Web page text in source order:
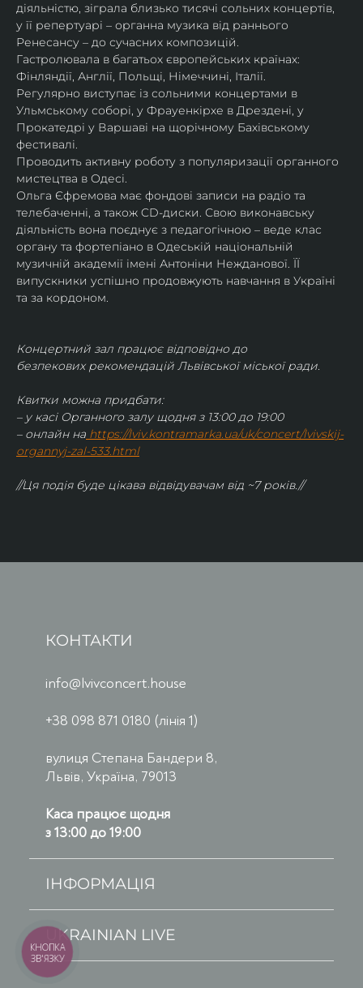
діяльністю, зіграла близько тисячі сольних концертів,
у її репертуарі – органна музика від раннього
Ренесансу – до сучасних композицій.
Гастролювала в багатьох європейських країнах:
Фінляндії, Англії, Польщі, Німеччині, Італії.
Регулярно виступає із сольними концертами в
Ульмському соборі, у Фрауенкірхе в Дрездені, у
Прокатедрі у Варшаві на щорічному Бахівському
фестивалі.
Проводить активну роботу з популяризації органного
мистецтва в Одесі.
Ольга Єфремова має фондові записи на радіо та
телебаченні, а також CD-диски. Свою виконавську
діяльність вона поєднує з педагогічною – веде клас
органу та фортепіано в Одеській національній
музичній академії імені Антоніни Нежданової. ЇЇ
випускники успішно продовжують навчання в Україні
та за кордоном.
Концертний зал працює відповідно до
безпекових рекомендацій Львівської міської ради.
Квитки можна придбати:
– у касі Органного залу щодня з 13:00 до 19:00
– онлайн на https://lviv.kontramarka.ua/uk/concert/lvivskij-
organnyj-zal-533.html
//Ця подія буде цікава відвідувачам від ~7 років.//
КОНТАКТИ
info@lvivconcert.house
+38 098 871 0180 (лінія 1)
вулиця Степана Бандери 8,
Львів, Україна, 79013
Каса працює щодня
з 13:00 до 19:00
ІНФОРМАЦІЯ
UKRAINIAN LIVE
КНОПКА
ЗВ'ЯЗКУ